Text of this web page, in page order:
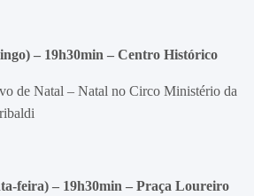
– 19h30min – Centro Histórico
de Natal – Natal no Circo Ministério da
feira) – 19h30min – Praça Loureiro